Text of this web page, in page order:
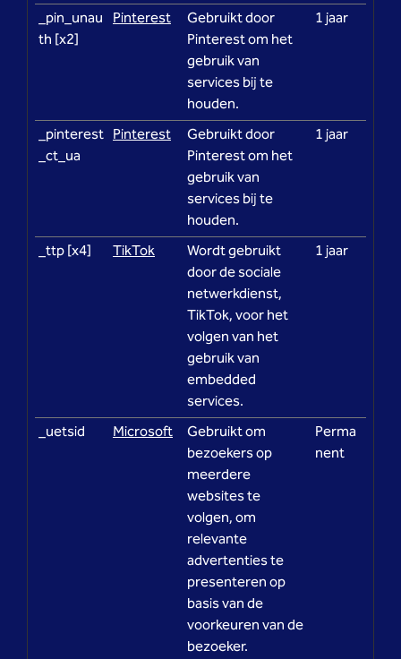
_pin_unau
th [x2]
Pinterest
Gebruikt door
Pinterest om het
gebruik van
services bij te
houden.
1 jaar
_pinterest
_ct_ua
Pinterest
Gebruikt door
Pinterest om het
gebruik van
services bij te
houden.
1 jaar
_ttp [x4] TikTok
Wordt gebruikt
door de sociale
netwerkdienst,
TikTok, voor het
volgen van het
gebruik van
embedded
services.
1 jaar
_uetsid Microsoft
Gebruikt om
bezoekers op
meerdere
websites te
volgen, om
relevante
advertenties te
presenteren op
basis van de
voorkeuren van de
bezoeker.
Perma
nent